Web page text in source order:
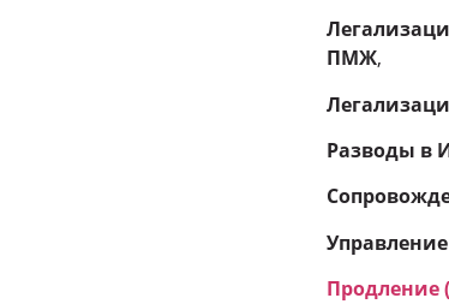
ПМЖ,
Разводы в
Продление